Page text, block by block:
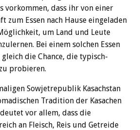
vorkommen, dass ihr von einer
zum Essen nach Hause eingeladen
um Land und Leute
Bei einem solchen Essen
die Chance, die typisch-
probieren.
Sowjetrepublik Kasachstan
Tradition der Kasachen
vor allem, dass die
an Fleisch, Reis und Getreide